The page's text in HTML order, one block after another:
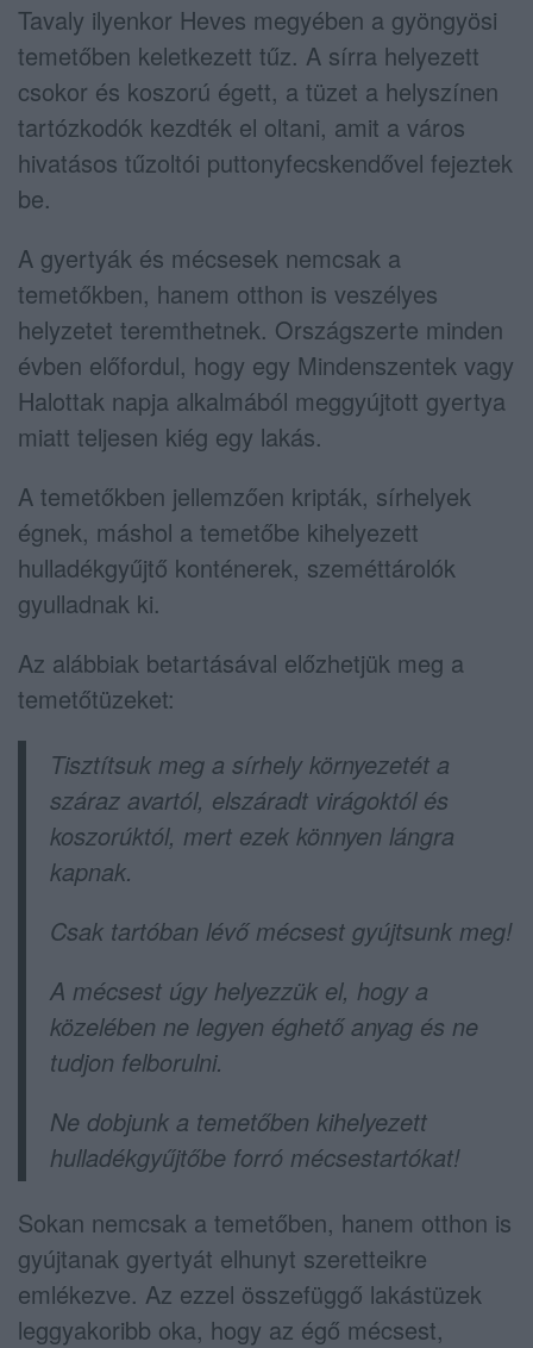
Tavaly ilyenkor Heves megyében a gyöngyösi
temetőben keletkezett tűz. A sírra helyezett
csokor és koszorú égett, a tüzet a helyszínen
tartózkodók kezdték el oltani, amit a város
hivatásos tűzoltói puttonyfecskendővel fejeztek
be.
A gyertyák és mécsesek nemcsak a
temetőkben, hanem otthon is veszélyes
helyzetet teremthetnek. Országszerte minden
évben előfordul, hogy egy Mindenszentek vagy
Halottak napja alkalmából meggyújtott gyertya
miatt teljesen kiég egy lakás.
A temetőkben jellemzően kripták, sírhelyek
égnek, máshol a temetőbe kihelyezett
hulladékgyűjtő konténerek, szeméttárolók
gyulladnak ki.
Az alábbiak betartásával előzhetjük meg a
temetőtüzeket:
Tisztítsuk meg a sírhely környezetét a
száraz avartól, elszáradt virágoktól és
koszorúktól, mert ezek könnyen lángra
kapnak.
Csak tartóban lévő mécsest gyújtsunk meg!
A mécsest úgy helyezzük el, hogy a
közelében ne legyen éghető anyag és ne
tudjon felborulni.
Ne dobjunk a temetőben kihelyezett
hulladékgyűjtőbe forró mécsestartókat!
Sokan nemcsak a temetőben, hanem otthon is
gyújtanak gyertyát elhunyt szeretteikre
emlékezve. Az ezzel összefüggő lakástüzek
leggyakoribb oka, hogy az égő mécsest,